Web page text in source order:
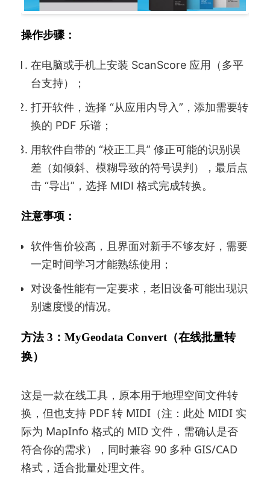
操作步骤：
在电脑或手机上安装 ScanScore 应用（多平
台支持）；
打开软件，选择 “从应用内导入”，添加需要转
换的 PDF 乐谱；
用软件自带的 “校正工具” 修正可能的识别误
差（如倾斜、模糊导致的符号误判），最后点
击 “导出”，选择 MIDI 格式完成转换。
注意事项：
软件售价较高，且界面对新手不够友好，需要
一定时间学习才能熟练使用；
对设备性能有一定要求，老旧设备可能出现识
别速度慢的情况。
方法 3：MyGeodata Convert（在线批量转
换）
这是一款在线工具，原本用于地理空间文件转
换，但也支持 PDF 转 MIDI（注：此处 MIDI 实
际为 MapInfo 格式的 MID 文件，需确认是否
符合你的需求），同时兼容 90 多种 GIS/CAD
格式，适合批量处理文件。